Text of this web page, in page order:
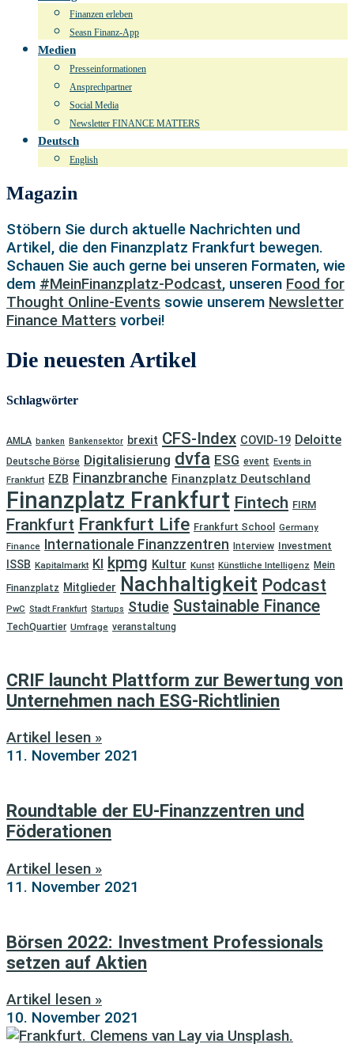
Finanzen erleben
Seasn Finanz-App
Medien
Presseinformationen
Ansprechpartner
Social Media
Newsletter FINANCE MATTERS
Deutsch
English
Magazin
Stöbern Sie durch aktuelle Nachrichten und
Artikel, die den Finanzplatz Frankfurt bewegen.
Schauen Sie auch gerne bei unseren Formaten, wie
dem #MeinFinanzplatz-Podcast, unseren Food for
Thought Online-Events sowie unserem Newsletter
Finance Matters vorbei!
Die neuesten Artikel
Schlagwörter
AMLA banken Bankensektor brexit CFS-Index COVID-19 Deloitte
Deutsche Börse Digitalisierung dvfa ESG event Events in
Frankfurt EZB Finanzbranche Finanzplatz Deutschland
Finanzplatz Frankfurt Fintech FIRM
Frankfurt Frankfurt Life Frankfurt School Germany
Finance Internationale Finanzzentren Interview Investment
ISSB Kapitalmarkt KI kpmg Kultur Kunst Künstliche Intelligenz Mein
Finanzplatz Mitglieder Nachhaltigkeit Podcast
PwC Stadt Frankfurt Startups Studie Sustainable Finance
TechQuartier Umfrage veranstaltung
CRIF launcht Plattform zur Bewertung von
Unternehmen nach ESG-Richtlinien
Artikel lesen »
11. November 2021
Roundtable der EU-Finanzzentren und
Föderationen
Artikel lesen »
11. November 2021
Börsen 2022: Investment Professionals
setzen auf Aktien
Artikel lesen »
10. November 2021